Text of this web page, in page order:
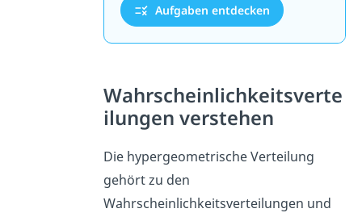
Aufgaben entdecken
Wahrscheinlichkeitsverte
ilungen verstehen
Die hypergeometrische Verteilung
gehört zu den
Wahrscheinlichkeitsverteilungen und